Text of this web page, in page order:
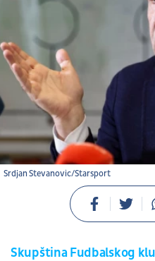
Srdjan Stevanovic/Starsport
Skupština Fudbalskog